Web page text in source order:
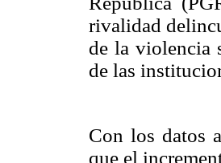
rivalidad
de la violencia
de las
Con los datos
que el